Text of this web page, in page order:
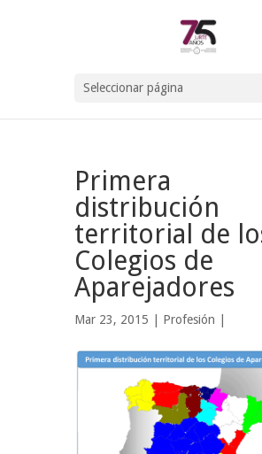
Seleccionar página
Primera
distribución
territorial de
Colegios de
Aparejadores
Mar 23, 2015 | Profesión